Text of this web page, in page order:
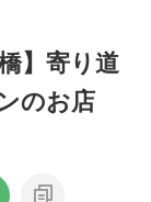
】寄り道
のお店